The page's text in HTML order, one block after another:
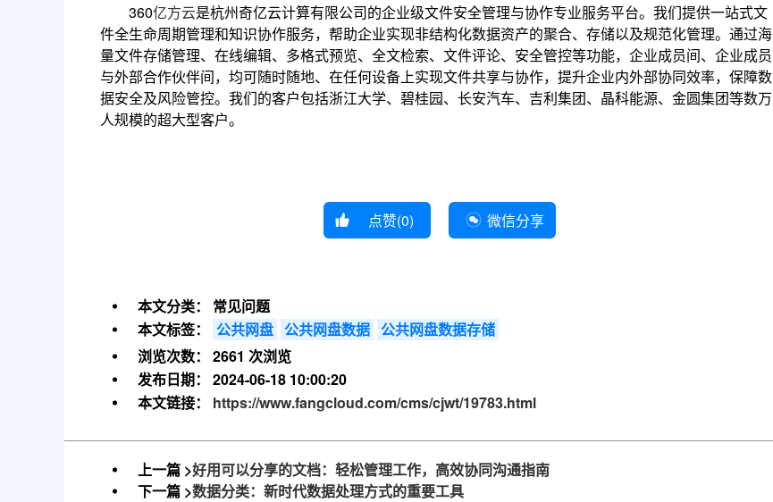
360亿方云是杭州奇亿云计算有限公司的企业级文件安全管理与协作专业服务平台。我们提供一站式文
件全生命周期管理和知识协作服务，帮助企业实现非结构化数据资产的聚合、存储以及规范化管理。通过海
量文件存储管理、在线编辑、多格式预览、全文检索、文件评论、安全管控等功能，企业成员间、企业成员
与外部合作伙伴间，均可随时随地、在任何设备上实现文件共享与协作，提升企业内外部协同效率，保障数
据安全及风险管控。我们的客户包括浙江大学、碧桂园、长安汽车、吉利集团、晶科能源、金圆集团等数万
人规模的超大型客户。
点赞(0) 微信分享
本文分类：
常见问题
本文标签：
公共网盘 公共网盘数据 公共网盘数据存储
浏览次数：
2661 次浏览
发布日期：
2024-06-18 10:00:20
本文链接：
https://www.fangcloud.com/cms/cjwt/19783.html
上一篇 >好用可以分享的文档：轻松管理工作，高效协同沟通指南
下一篇 >数据分类：新时代数据处理方式的重要工具